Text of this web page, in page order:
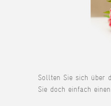
Sollten Sie sich über
Sie doch einfach